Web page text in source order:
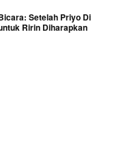
Setelah Priyo Di
Ririn Diharapkan